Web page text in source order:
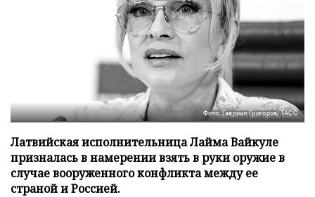
Фото: Гавриил Григоров/ТАСС
Латвийская исполнительница Лайма Вайкуле
призналась в намерении взять в руки оружие в
случае вооруженного конфликта между ее
страной и Россией.